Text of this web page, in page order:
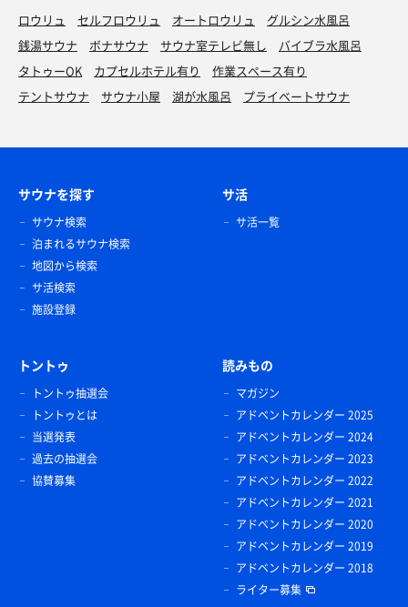
ロウリュ セルフロウリュ オートロウリュ
グルシン水風呂
銭湯サウナ
ボナサウナ サウナ室テレビ無し
バイブラ水風呂
タトゥーOK
カプセルホテル有り
作業スペース有り
テントサウナ
サウナ小屋 湖が水風呂 プライベートサウナ
サウナを探す
サウナ検索
泊まれるサウナ検索
地図から検索
サ活検索
施設登録
サ活
サ活一覧
トントゥ
トントゥ抽選会
トントゥとは
当選発表
過去の抽選会
協賛募集
読みもの
マガジン
アドベントカレンダー 2025
アドベントカレンダー 2024
アドベントカレンダー 2023
アドベントカレンダー 2022
アドベントカレンダー 2021
アドベントカレンダー 2020
アドベントカレンダー 2019
アドベントカレンダー 2018
ライター募集